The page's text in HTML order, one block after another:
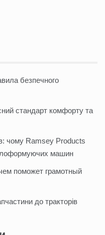
безпечного
стандарт комфорту та
чому Ramsey Products
машин
поможет грамотный
до тракторів